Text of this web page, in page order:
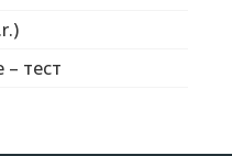
– тест